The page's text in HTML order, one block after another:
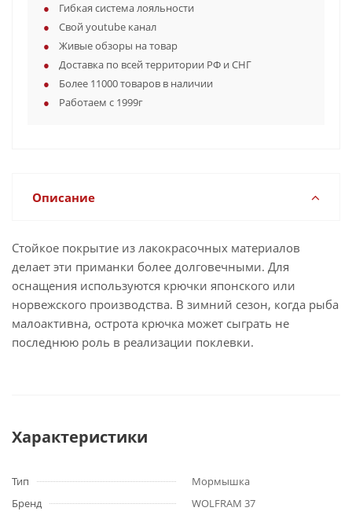
Гибкая система лояльности
Свой youtube канал
Живые обзоры на товар
Доставка по всей территории РФ и СНГ
Более 11000 товаров в наличии
Работаем с 1999г
Описание
Стойкое покрытие из лакокрасочных материалов
делает эти приманки более долговечными. Для
оснащения используются крючки японского или
норвежского производства. В зимний сезон, когда рыба
малоактивна, острота крючка может сыграть не
последнюю роль в реализации поклевки.
Характеристики
Тип
Мормышка
Бренд
WOLFRAM 37